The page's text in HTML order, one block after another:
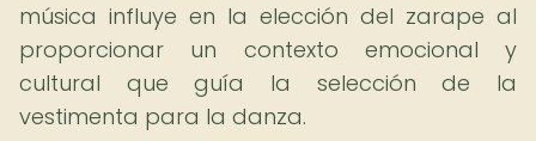
música influye en la elección del zarape al
proporcionar un contexto emocional y
cultural que guía la selección de la
vestimenta para la danza.